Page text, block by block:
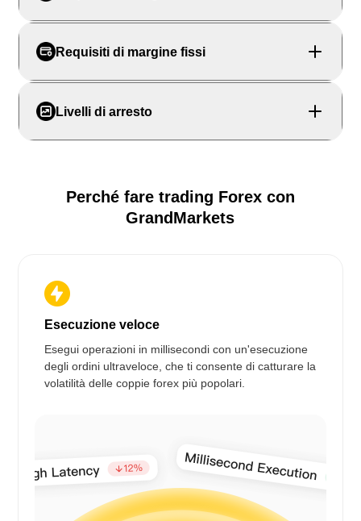
Requisiti di margine fissi
Livelli di arresto
Perché fare trading Forex con
GrandMarkets
Esecuzione veloce
Esegui operazioni in millisecondi con un'esecuzione
degli ordini ultraveloce, che ti consente di catturare la
volatilità delle coppie forex più popolari.